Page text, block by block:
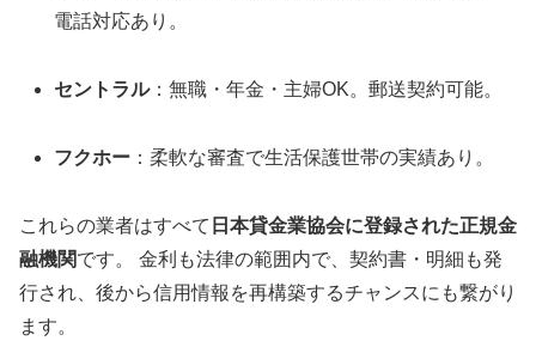
電話対応あり。
セントラル：無職・年金・主婦OK。郵送契約可能。
フクホー ：柔軟な審査で生活保護世帯の実績あり。
これらの業者はすべて 日本貸金業協会に登録された正規金
融機関です。 金利も法律の範囲内で、契約書・明細も発
行され、後から信用情報を再構築するチャンスにも繋がり
ます。